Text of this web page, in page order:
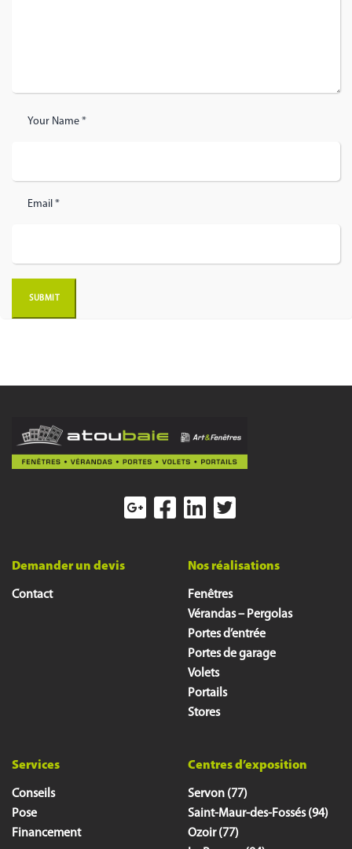
Your Name *
Email *
Demander un devis
Contact
Nos réalisations
Fenêtres
Vérandas – Pergolas
Portes d’entrée
Portes de garage
Volets
Portails
Stores
Services
Conseils
Pose
Financement
Centres d’exposition
Servon (77)
Saint-Maur-des-Fossés (94)
Ozoir (77)